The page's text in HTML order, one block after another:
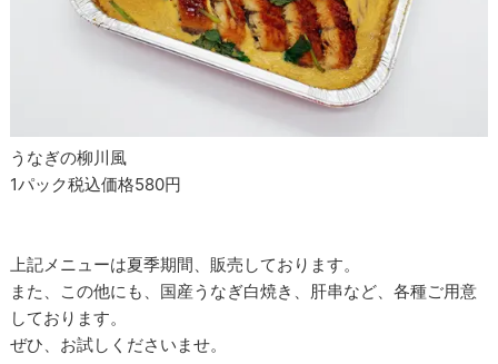
うなぎの柳川風
1パック税込価格580円
上記メニューは夏季期間、販売しております。
また、この他にも、国産うなぎ白焼き、肝串など、各種ご用意
しております。
ぜひ、お試しくださいませ。